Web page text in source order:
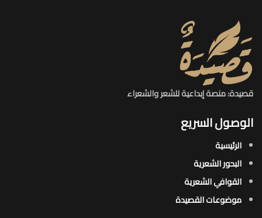
قصيدة: منصة إبداعية للشعر والشعراء
الوصول السريع
الرئيسية
البحور الشعرية​
القوافي الشعرية​
موضوعات القصيدة​